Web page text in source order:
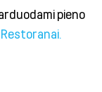
pieno
Restoranai.